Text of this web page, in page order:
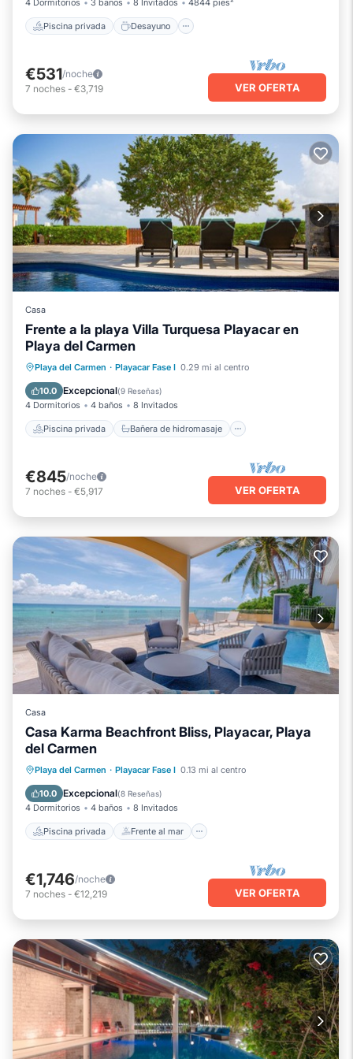
4 Dormitorios 3 baños 8 Invitados 4844 pies²
Piscina privada Desayuno
€531/noche
7 noches - €3,719 VER OFERTA
Casa
Frente a la playa Villa Turquesa Playacar en
Playa del Carmen
Playa del Carmen · Playacar Fase I 0.29 mi al centro
10.0 Excepcional(9 Reseñas)
4 Dormitorios 4 baños 8 Invitados
Piscina privada Bañera de hidromasaje
Piscina privada
Bañera de hidromasaje
Aparcamiento
€845/noche
7 noches - €5,917 VER OFERTA
Casa
Casa Karma Beachfront Bliss, Playacar, Playa
del Carmen
Playa del Carmen · Playacar Fase I 0.13 mi al centro
10.0 Excepcional(8 Reseñas)
4 Dormitorios 4 baños 8 Invitados
Piscina privada Frente al mar
Piscina privada
Frente al mar
Bañera de hidromasaje
€1,746/noche
7 noches - €12,219 VER OFERTA